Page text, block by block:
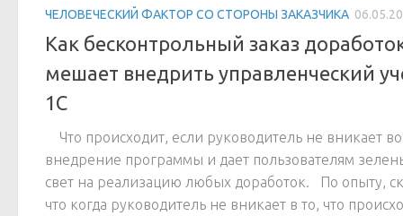
ЧЕЛОВЕЧЕСКИЙ ФАКТОР СО СТОРОНЫ ЗАКАЗЧИКА
Как бесконтрольный заказ
мешает внедрить управленческий
1С
Что происходит, если руководитель не вникает во
внедрение программы и дает пользователям
свет на реализацию любых доработок. По опыту,
что когда руководитель не вникает в то, что